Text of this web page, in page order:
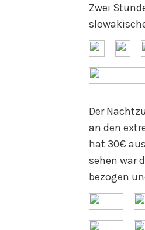
Zwei
Der
an den
hat 30€
sehen war
bezogen